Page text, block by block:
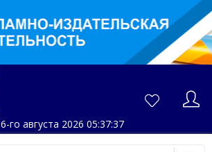
6-го августа 2026 05:37:37